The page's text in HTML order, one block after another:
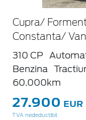
Cupra/
Constanta/
310 CP
Benzina
60.000km
27.900 EUR
TVA nedeductibil